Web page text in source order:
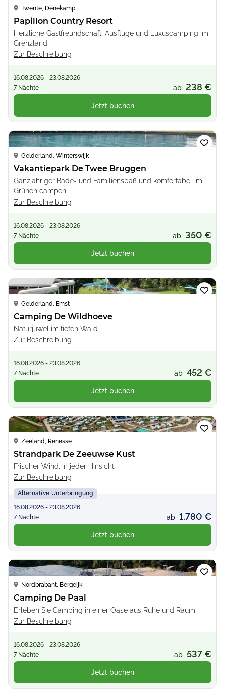
Twente, Denekamp
Papillon Country Resort
Herzliche Gastfreundschaft, Ausflüge und Luxuscamping im
Grenzland
Zur Beschreibung
16.08.2026 - 23.08.2026
7 Nächte
ab 238 €
Jetzt buchen
Loading...
Gelderland, Winterswijk
Vakantiepark De Twee Bruggen
Ganzjähriger Bade- und Familienspaß und komfortabel im
Grünen campen
Zur Beschreibung
16.08.2026 - 23.08.2026
7 Nächte
ab 350 €
Jetzt buchen
Loading...
Gelderland, Emst
Camping De Wildhoeve
Naturjuwel im tiefen Wald
Zur Beschreibung
16.08.2026 - 23.08.2026
7 Nächte
ab 452 €
Jetzt buchen
Loading...
Zeeland, Renesse
Strandpark De Zeeuwse Kust
Frischer Wind, in jeder Hinsicht
Zur Beschreibung
Alternative Unterbringung
16.08.2026 - 23.08.2026
7 Nächte
ab 1.780 €
Jetzt buchen
Loading...
Nordbrabant, Bergeijk
Camping De Paal
Erleben Sie Camping in einer Oase aus Ruhe und Raum
Zur Beschreibung
16.08.2026 - 23.08.2026
7 Nächte
ab 537 €
Jetzt buchen